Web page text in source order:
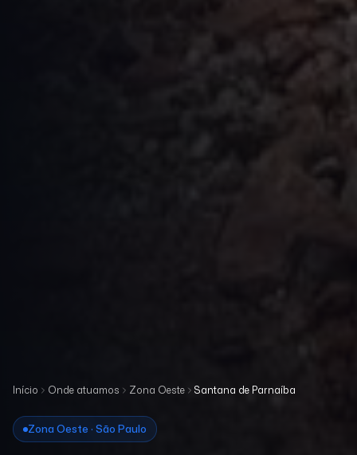
Início Onde atuamos Zona Oeste Santana de Parnaíba
Zona Oeste · São Paulo